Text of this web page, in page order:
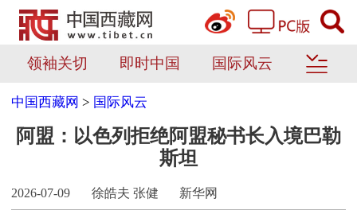
领袖关切 即时中国 国际风云
中国西藏网 > 国际风云
阿盟：以色列拒绝阿盟秘书长入境巴勒
斯坦
2026-07-09 徐皓夫 张健 新华网